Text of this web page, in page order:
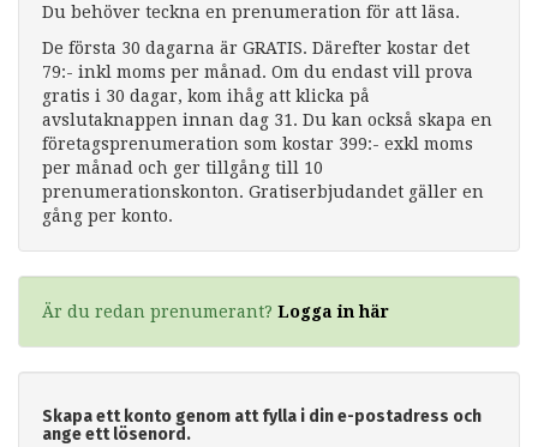
Du behöver teckna en prenumeration för att läsa.
De första 30 dagarna är GRATIS. Därefter kostar det
79:- inkl moms per månad. Om du endast vill prova
gratis i 30 dagar, kom ihåg att klicka på
avslutaknappen innan dag 31. Du kan också skapa en
företagsprenumeration som kostar 399:- exkl moms
per månad och ger tillgång till 10
prenumerationskonton. Gratiserbjudandet gäller en
gång per konto.
Är du redan prenumerant? Logga in här
Skapa ett konto genom att fylla i din e-postadress och
ange ett lösenord.